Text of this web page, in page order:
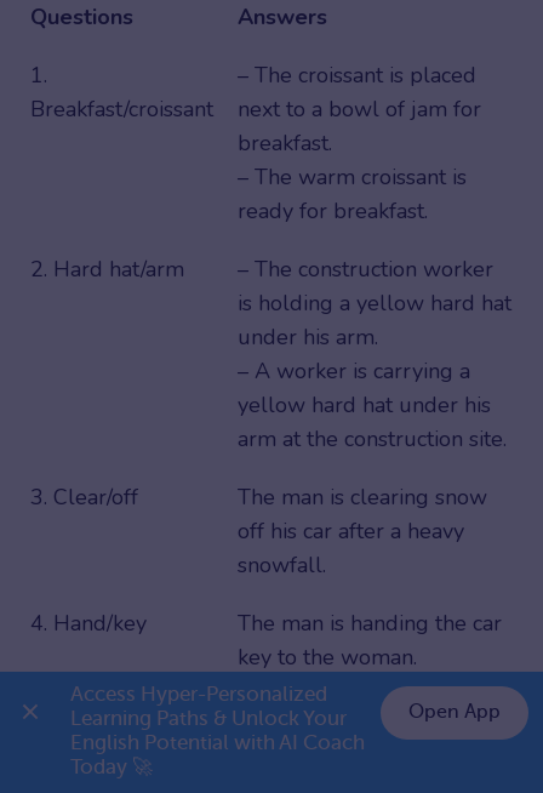
Questions
Answers
1.
Breakfast/croissant
– The croissant is placed
next to a bowl of jam for
breakfast.
– The warm croissant is
ready for breakfast.
2. Hard hat/arm
– The construction worker
is holding a yellow hard hat
under his arm.
– A worker is carrying a
yellow hard hat under his
arm at the construction site.
3. Clear/off
The man is clearing snow
off his car after a heavy
snowfall.
4. Hand/key
The man is handing the car
key to the woman.
5. Body
scanner/through
Passengers are walking
through the body scanner
👉 Premium 1 năm chỉ 999K
Access Hyper-Personalized
Learning Paths & Unlock Your
English Potential with AI Coach
Today 🚀
Open App